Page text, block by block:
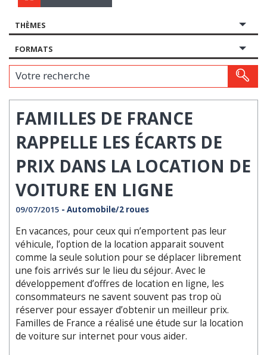
THÈMES
FORMATS
Votre recherche
FAMILLES DE FRANCE
RAPPELLE LES ÉCARTS DE
PRIX DANS LA LOCATION DE
VOITURE EN LIGNE
09/07/2015 - Automobile/2 roues
En vacances, pour ceux qui n’emportent pas leur
véhicule, l’option de la location apparait souvent
comme la seule solution pour se déplacer librement
une fois arrivés sur le lieu du séjour. Avec le
développement d’offres de location en ligne, les
consommateurs ne savent souvent pas trop où
réserver pour essayer d’obtenir un meilleur prix.
Familles de France a réalisé une étude sur la location
de voiture sur internet pour vous aider.